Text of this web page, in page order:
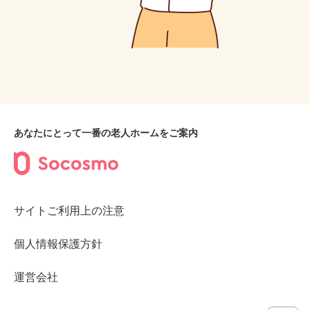
あなたにとって一番の老人ホームをご案内
サイトご利用上の注意
個人情報保護方針
運営会社